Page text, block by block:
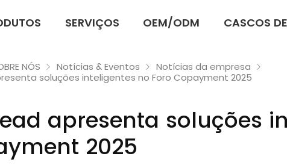
SERVIÇOS OEM/ODM CASCOS
NÓS Notícias & Eventos
Notícias da empresa
soluções inteligentes no Foro Copayment 2025
apresenta soluções
2025